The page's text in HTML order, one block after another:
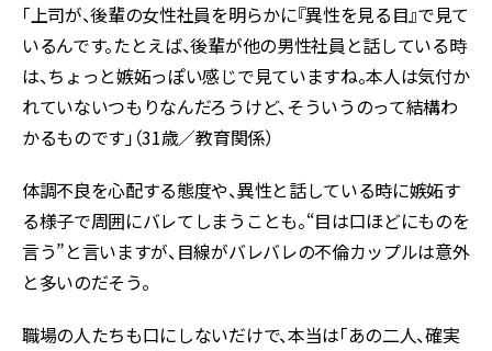
「上司が、後輩の女性社員を明らかに『異性を見る目』で見て
いるんです。たとえば、後輩が他の男性社員と話している時
は、ちょっと嫉妬っぽい感じで見ていますね。本人は気付か
れていないつもりなんだろうけど、そういうのって結構わ
かるものです」（31歳／教育関係）
体調不良を心配する態度や、異性と話している時に嫉妬す
る様子で周囲にバレてしまうことも。“目は口ほどにものを
言う”と言いますが、目線がバレバレの不倫カップルは意外
と多いのだそう。
職場の人たちも口にしないだけで、本当は「あの二人、確実